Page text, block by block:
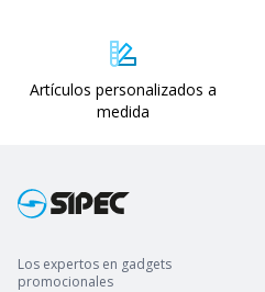
Artículos personalizados a
medida
Los expertos en gadgets
promocionales